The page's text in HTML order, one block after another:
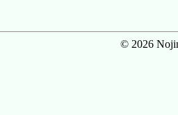
© 2026